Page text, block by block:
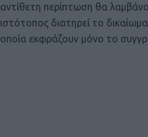
αντίθετη περίπτωση θα
ιστότοπος διατηρεί το
οποία εκφράζουν μόνο το